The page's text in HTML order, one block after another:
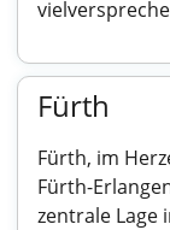
Fürth
Fürth, im
Fürth-
zentrale Lage